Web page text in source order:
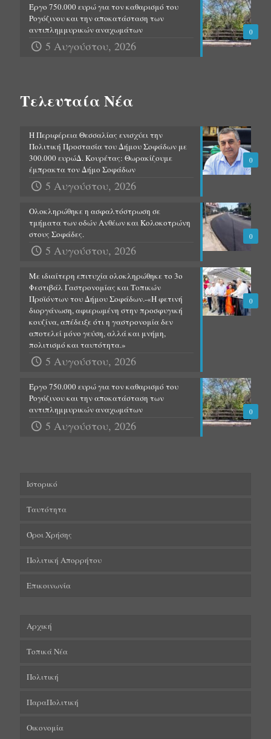
0
Έργο 750.000 ευρώ για τον καθαρισμό του
Ρογόζινου και την αποκατάσταση των
αντιπλημμυρικών αναχωμάτων
5 Αυγούστου, 2026
Τελευταία Νέα
0
Η Περιφέρεια Θεσσαλίας ενισχύει την
Πολιτική Προστασία του Δήμου Σοφάδων με
300.000 ευρώΔ. Κουρέτας: Θωρακίζουμε
έμπρακτα τον Δήμο Σοφάδων
5 Αυγούστου, 2026
0
Ολοκληρώθηκε η ασφαλτόστρωση σε
τμήματα των οδών Ανθέων και Κολοκοτρώνη
στους Σοφάδες.
5 Αυγούστου, 2026
0
Με ιδιαίτερη επιτυχία ολοκληρώθηκε το 3ο
Φεστιβάλ Γαστρονομίας και Τοπικών
Προϊόντων του Δήμου Σοφάδων.-«Η φετινή
διοργάνωση, αφιερωμένη στην προσφυγική
κουζίνα, απέδειξε ότι η γαστρονομία δεν
αποτελεί μόνο γεύση, αλλά και μνήμη,
πολιτισμό και ταυτότητα.»
5 Αυγούστου, 2026
0
Έργο 750.000 ευρώ για τον καθαρισμό του
Ρογόζινου και την αποκατάσταση των
αντιπλημμυρικών αναχωμάτων
5 Αυγούστου, 2026
Ιστορικό
Ταυτότητα
Όροι Χρήσης
Πολιτική Απορρήτου
Επικοινωνία
Αρχική
Τοπικά Νέα
Πολιτική
ΠαραΠολιτική
Οικονομία